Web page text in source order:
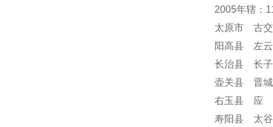
2005年辖：
太原市 古
阳高县 左
长治县 长
壶关县 晋
右玉县 应
寿阳县 太